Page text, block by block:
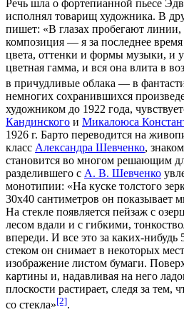
Речь шла о фортепианной пьесе
исполнял товарищ художника. В
пишет: «В глазах пробегают линии,
композиция — я за последнее
цвета, оттенки и формы музыки, и у
цветная гамма, и вся она влита в
в причудливые облака — в
немногих сохранившихся
художником до 1922 года,
Кандинского и Микалоюса
1926 г. Барто переводится на
класс Александра Шевченко,
становится во многом решающим
разделившего с А. В. Шевченко
монотипии: «На куске толстого
30х40 сантиметров он показывает
На стекле появляется пейзаж с
лесом вдали и с гибкими,
впереди. И все это за каких-
стеком он снимает в некоторых
изображение листом бумаги.
картины и, надавливая на него
плоскости растирает, следя за тем,
со стекла»[2].